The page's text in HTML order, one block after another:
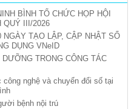
BÌNH TỔ CHỨC HỌP HỘI
QUÝ III/2026
TẠO LẬP, CẬP NHẬT SỔ
DỤNG VNeID
TRONG CÔNG TÁC
nghệ và chuyển đổi số tại
bệnh nội trú